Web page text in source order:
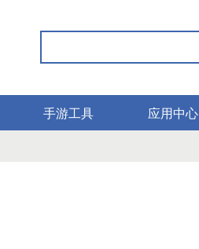
手游工具 应用中心